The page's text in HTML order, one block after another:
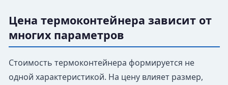
Цена термоконтейнера зависит от
многих параметров
Стоимость термоконтейнера формируется не
одной характеристикой. На цену влияет размер,